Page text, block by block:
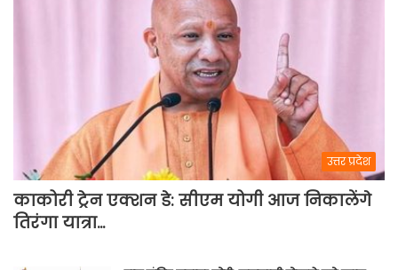
उत्तर प्रदेश
काकोरी ट्रेन एक्शन डे: सीएम योगी आज निकालेंगे
तिरंगा यात्रा…